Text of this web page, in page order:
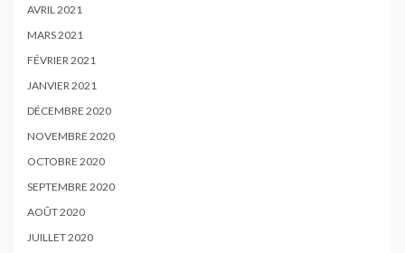
AVRIL 2021
MARS 2021
FÉVRIER 2021
JANVIER 2021
DÉCEMBRE 2020
NOVEMBRE 2020
OCTOBRE 2020
SEPTEMBRE 2020
AOÛT 2020
JUILLET 2020